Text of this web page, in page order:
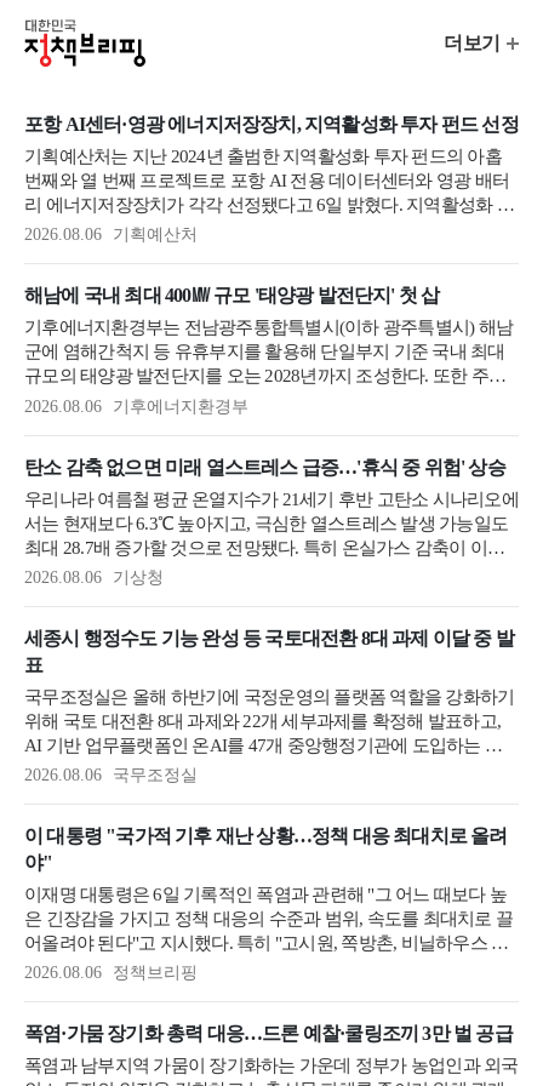
대
한
국
정
책
브
리
포항 AI센터·영광 에너지저장장치, 지역활성화 투자 펀드 선정
기획예산처는 지난 2024년 출범한 지역활성화 투자 펀드의 아홉
번째와 열 번째 프로젝트로 포항 AI 전용 데이터센터와 영광 배터
리 에너지저장장치가 각각 선정됐다고 6일 밝혔다. 지역활성화 투
자 펀드는 지방정부와 민간이 지역의 수요와 여건에 맞는 사업을
모델을 통해 지역의 첨단산업 육성에 필요한 디지털·전력 인프라
를 확충하는 사업으로, 이를 통해 지역의 새로운 성장동력을 창출
하는 데 크게 ...
2026.08.06 기획예산처
해남에 국내 최대 400㎿ 규모 '태양광 발전단지' 첫 삽
기후에너지환경부는 전남광주통합특별시(이하 광주특별시) 해남
군에 염해간척지 등 유휴부지를 활용해 단일부지 기준 국내 최대
규모의 태양광 발전단지를 오는 2028년까지 조성한다. 또한 주민
참여와 이익공유 체계를 마련해 총 1500억 원 규모의 발전사업 수
최한다며 6일 이같이 전했다. 전남광주통합특별시 해남군 태양광
발전단지 조감도(이미지=기후부 제공) 이날 착공식에는 김성환 기
후부 장관을 비...
2026.08.06 기후에너지환경부
탄소 감축 없으면 미래 열스트레스 급증…'휴식 중 위험' 상승
우리나라 여름철 평균 온열지수가 21세기 후반 고탄소 시나리오에
서는 현재보다 6.3℃ 높아지고, 극심한 열스트레스 발생 가능일도
최대 28.7배 증가할 것으로 전망됐다. 특히 온실가스 감축이 이뤄
지지 않을 경우 전국 지방정부의 절반 이상에서 작업 강도와 관계
열지수(WBGT) 산출체계를 마련하고, 이를 바탕으로 여름철(6~8
월) 야외작업 시 열스트레스 현황과 2100년까지의 미래 전망을 6
일 발표했다. 온열...
2026.08.06 기상청
세종시 행정수도 기능 완성 등 국토대전환 8대 과제 이달 중 발
표
국무조정실은 올해 하반기에 국정운영의 플랫폼 역할을 강화하기
위해 국토 대전환 8대 과제와 22개 세부과제를 확정해 발표하고,
AI 기반 업무플랫폼인 온AI를 47개 중앙행정기관에 도입하는 등
공공 AX로 더 똑똑하고 더 빠른 정부 구현에 앞장서기로 했다. 또
기회를 넓히기로 했다 국조실은 5일 청와대 영빈관에서 행정안전
부, 인사혁신처, 법무부, 법제처, 경찰청·소방청·검찰청과 함께 하
반기 업무보...
2026.08.06 국무조정실
이 대통령 "국가적 기후 재난 상황…정책 대응 최대치로 올려
야"
이재명 대통령은 6일 기록적인 폭염과 관련해 "그 어느 때보다 높
은 긴장감을 가지고 정책 대응의 수준과 범위, 속도를 최대치로 끌
어올려야 된다"고 지시했다. 특히 "고시원, 쪽방촌, 비닐하우스 같
은 취약 시설 거주 주민이나 또 공사 현장, 농어촌, 주차장 등에서
보좌관 회의를 주재하고 "지금은 사실상 국가적인 기후 재난 상
황"이라며 재난 대응에 총력을 기울여 줄 것을 요청했다. 이재명
2026.08.06 정책브리핑
폭염·가뭄 장기화 총력 대응…드론 예찰·쿨링조끼 3만 벌 공급
폭염과 남부지역 가뭄이 장기화하는 가운데 정부가 농업인과 외국
정
리
핑
뉴
스
더보기